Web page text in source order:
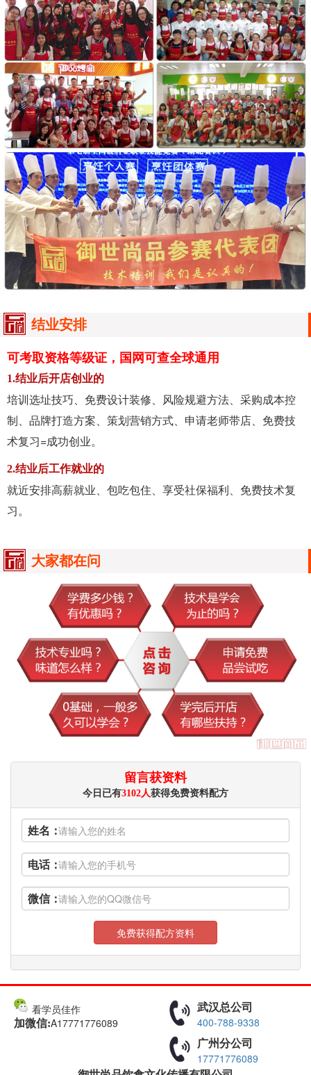
结业安排
可考取资格等级证，国网可查全球通用
1.结业后开店创业的
培训选址技巧、免费设计装修、风险规避方法、采购成本控
制、品牌打造方案、策划营销方式、申请老师带店、免费技
术复习=成功创业。
2.结业后工作就业的
就近安排高薪就业、包吃包住、享受社保福利、免费技术复
习。
大家都在问
留言获资料
今日已有3102人获得免费资料配方
姓名：
电话：
微信：
免费获得配方资料
看学员佳作
加微信:A17771776089
武汉总公司
400-788-9338
广州分公司
17771776089